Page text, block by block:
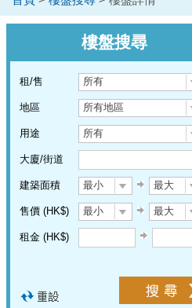
樓盤搜尋
租/售 所有
地區 所有地區
用途 所有
大廈/街道
建築面積 最小 最大
售價 (HK$) 最小 最大
租金 (HK$)